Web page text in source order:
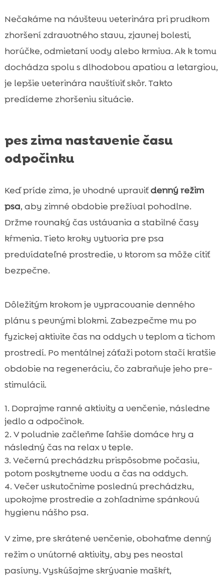
Nečakáme na návštevu veterinára pri prudkom
zhoršení zdravotného stavu, zjavnej bolesti,
horúčke, odmietaní vody alebo krmiva. Ak k tomu
dochádza spolu s dlhodobou apatiou a letargiou,
je lepšie veterinára navštíviť skôr. Takto
predídeme zhoršeniu situácie.
pes zima nastavenie času
odpočinku
Keď príde zima, je vhodné upraviťdenný režim
psa, aby zimné obdobie prežíval pohodlne.
Držme rovnaký čas vstávania a stabilné časy
kŕmenia. Tieto kroky vytvoria pre psa
predvídateľné prostredie, v ktorom sa môže cítiť
bezpečne.
Dôležitým krokom je vypracovanie denného
plánu s pevnými blokmi. Zabezpečme mu po
fyzickej aktivite čas na oddych v teplom a tichom
prostredí. Po mentálnej záťaži potom stačí kratšie
obdobie na regeneráciu, čo zabraňuje jeho pre-
stimulácii.
Doprajme ranné aktivity a venčenie, následne
jedlo a odpočinok.
V poludnie začleňme ľahšie domáce hry a
následný čas na relax v teple.
Večernú prechádzku prispôsobme počasiu,
potom poskytneme vodu a čas na oddych.
Večer uskutočnime poslednú prechádzku,
upokojme prostredie a zohľadnime spánkovú
hygienu nášho psa.
V zime, pre skrátené venčenie, obohaťme denný
režim o vnútorné aktivity, aby pes neostal
pasívny. Vyskúšajme skrývanie maškŕt,